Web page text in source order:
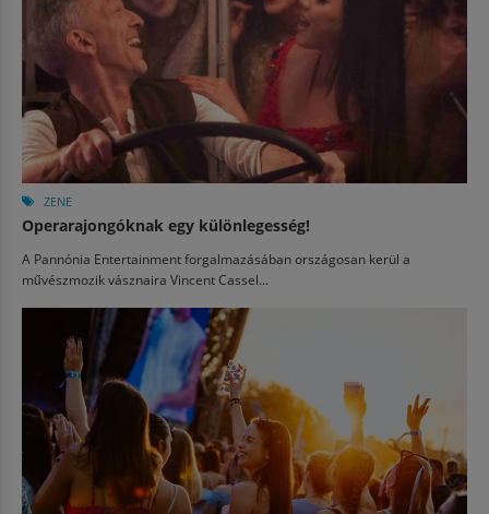
ZENE
Operarajongóknak egy különlegesség!
A Pannónia Entertainment forgalmazásában országosan kerül a
művészmozik vásznaira Vincent Cassel...